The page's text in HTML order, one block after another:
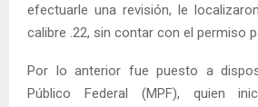
efectuarle una revisión, le
calibre .22, sin contar con el permiso
Por lo anterior fue puesto a
Público Federal (MPF), quien